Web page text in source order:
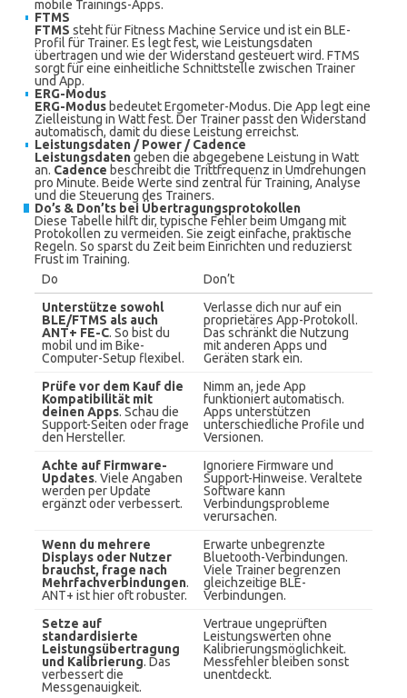
mobile Trainings-Apps.
FTMS
FTMS steht für Fitness Machine Service und ist ein BLE-
Profil für Trainer. Es legt fest, wie Leistungsdaten
übertragen und wie der Widerstand gesteuert wird. FTMS
sorgt für eine einheitliche Schnittstelle zwischen Trainer
und App.
ERG-Modus
ERG-Modus bedeutet Ergometer-Modus. Die App legt eine
Zielleistung in Watt fest. Der Trainer passt den Widerstand
automatisch, damit du diese Leistung erreichst.
Leistungsdaten / Power / Cadence
Leistungsdatengeben die abgegebene Leistung in Watt
an. Cadence beschreibt die Trittfrequenz in Umdrehungen
pro Minute. Beide Werte sind zentral für Training, Analyse
und die Steuerung des Trainers.
Do’s & Don’ts bei Übertragungsprotokollen
Diese Tabelle hilft dir, typische Fehler beim Umgang mit
Protokollen zu vermeiden. Sie zeigt einfache, praktische
Regeln. So sparst du Zeit beim Einrichten und reduzierst
Frust im Training.
Do
Don’t
Unterstütze sowohl
BLE/FTMS als auch
ANT+ FE-C. So bist du
mobil und im Bike-
Computer-Setup flexibel.
Verlasse dich nur auf ein
proprietäres App-Protokoll.
Das schränkt die Nutzung
mit anderen Apps und
Geräten stark ein.
Prüfe vor dem Kauf die
Kompatibilität mit
deinen Apps. Schau die
Support-Seiten oder frage
den Hersteller.
Nimm an, jede App
funktioniert automatisch.
Apps unterstützen
unterschiedliche Profile und
Versionen.
Achte auf Firmware-
Updates. Viele Angaben
werden per Update
ergänzt oder verbessert.
Ignoriere Firmware und
Support-Hinweise. Veraltete
Software kann
Verbindungsprobleme
verursachen.
Wenn du mehrere
Displays oder Nutzer
brauchst, frage nach
Mehrfachverbindungen.
ANT+ ist hier oft robuster.
Erwarte unbegrenzte
Bluetooth-Verbindungen.
Viele Trainer begrenzen
gleichzeitige BLE-
Verbindungen.
Setze auf
standardisierte
Leistungsübertragung
und Kalibrierung. Das
verbessert die
Messgenauigkeit.
Vertraue ungeprüften
Leistungswerten ohne
Kalibrierungsmöglichkeit.
Messfehler bleiben sonst
unentdeckt.